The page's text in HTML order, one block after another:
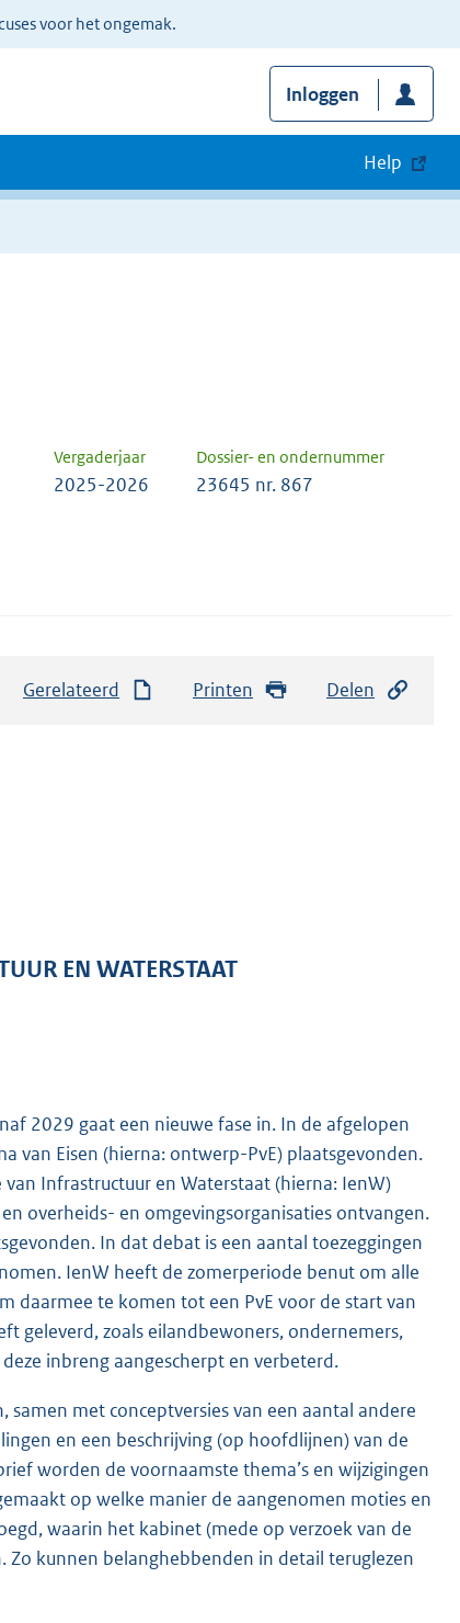
voor het ongemak.
Inloggen
Help
Vergaderjaar Dossier- en ondernummer
2025-2026 23645 nr. 867
Gerelateerd Printen Delen
EN WATERSTAAT
2029 gaat een nieuwe fase in. In de afgelopen
van Eisen (hierna: ontwerp-PvE) plaatsgevonden.
Infrastructuur en Waterstaat (hierna: IenW)
overheids- en omgevingsorganisaties ontvangen.
In dat debat is een aantal toezeggingen
IenW heeft de zomerperiode benut om alle
daarmee te komen tot een PvE voor de start van
geleverd, zoals eilandbewoners, ondernemers,
inbreng aangescherpt en verbeterd.
met conceptversies van een aantal andere
en een beschrijving (op hoofdlijnen) van de
worden de voornaamste thema’s en wijzigingen
op welke manier de aangenomen moties en
waarin het kabinet (mede op verzoek van de
kunnen belanghebbenden in detail teruglezen